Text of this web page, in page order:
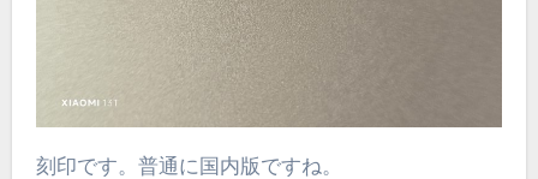
刻印です。普通に国内版ですね。